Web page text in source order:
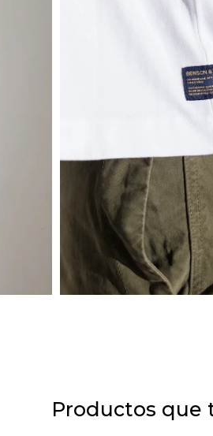
Productos que